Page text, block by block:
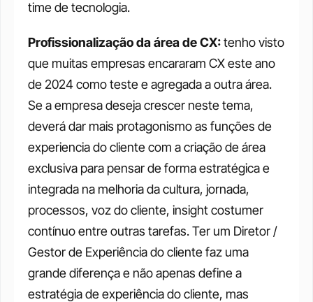
time de tecnologia.
Profissionalização da área de CX: tenho visto
que muitas empresas encararam CX este ano
de 2024 como teste e agregada a outra área.
Se a empresa deseja crescer neste tema,
deverá dar mais protagonismo as funções de
experiencia do cliente com a criação de área
exclusiva para pensar de forma estratégica e
integrada na melhoria da cultura, jornada,
processos, voz do cliente, insight costumer
contínuo entre outras tarefas. Ter um Diretor /
Gestor de Experiência do cliente faz uma
grande diferença e não apenas define a
estratégia de experiência do cliente, mas